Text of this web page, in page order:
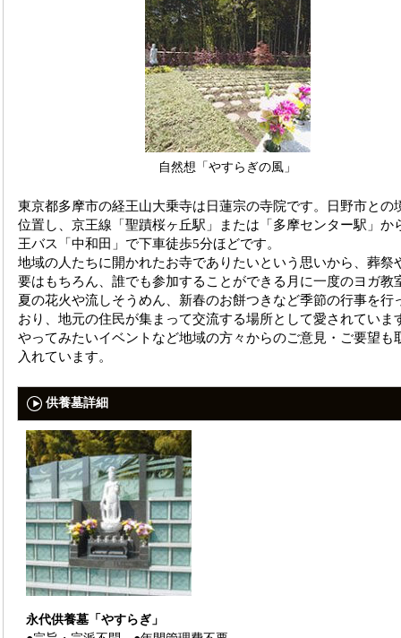
自然想「やすらぎの風」
東京都多摩市の経王山大乗寺は日蓮宗の寺院です。日野市との
位置し、京王線「聖蹟桜ヶ丘駅」または「多摩センター駅」か
王バス「中和田」で下車徒歩5分ほどです。
地域の人たちに開かれたお寺でありたいという思いから、葬祭
要はもちろん、誰でも参加することができる月に一度のヨガ教
夏の花火や流しそうめん、新春のお餅つきなど季節の行事を行
おり、地元の住民が集まって交流する場所として愛されていま
やってみたいイベントなど地域の方々からのご意見・ご要望も
入れています。
供養墓詳細
永代供養墓「やすらぎ」